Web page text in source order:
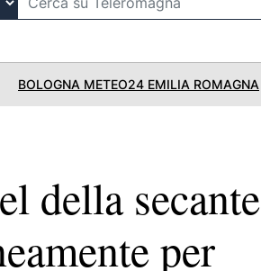
BOLOGNA METEO24 EMILIA ROMAGNA
della secante
per